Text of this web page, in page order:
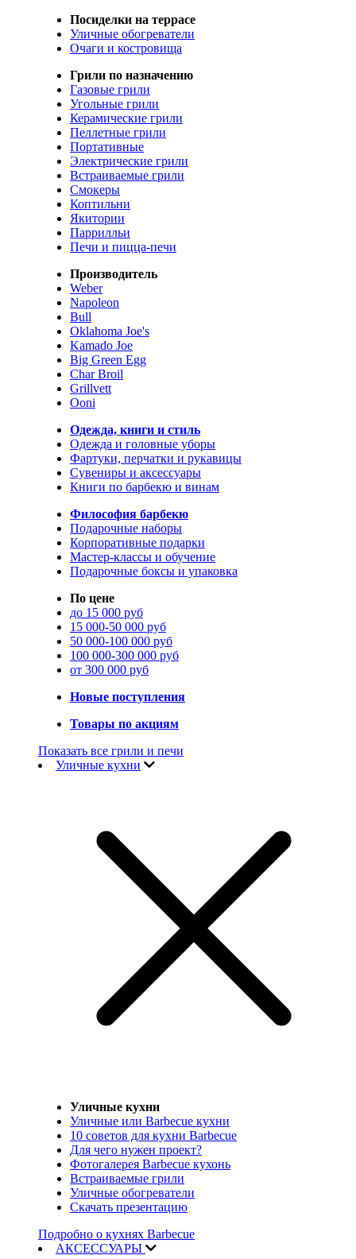
Посиделки на террасе
Уличные обогреватели
Очаги и костровища
Грили по назначению
Газовые грили
Угольные грили
Керамические грили
Пеллетные грили
Портативные
Электрические грили
Встраиваемые грили
Смокеры
Коптильни
Якитории
Паррилльи
Печи и пицца-печи
Производитель
Weber
Napoleon
Bull
Oklahoma Joe's
Kamado Joe
Big Green Egg
Char Broil
Grillvett
Ooni
Одежда, книги и стиль
Одежда и головные уборы
Фартуки, перчатки и рукавицы
Сувениры и аксессуары
Книги по барбекю и винам
Философия барбекю
Подарочные наборы
Корпоративные подарки
Мастер-классы и обучение
Подарочные боксы и упаковка
По цене
до 15 000 руб
15 000-50 000 руб
50 000-100 000 руб
100 000-300 000 руб
от 300 000 руб
Новые поступления
Товары по акциям
Показать все грили и печи
Уличные кухни
Уличные кухни
Уличные или Barbecue кухни
10 советов для кухни Barbecue
Для чего нужен проект?
Фотогалерея Barbecue кухонь
Встраиваемые грили
Уличные обогреватели
Скачать презентацию
Подробно о кухнях Barbecue
АКСЕССУАРЫ